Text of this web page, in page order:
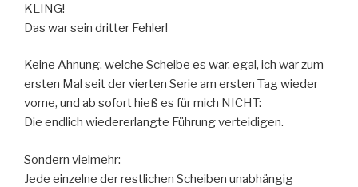
KLING!
Das war sein dritter Fehler!
Keine Ahnung, welche Scheibe es war, egal, ich war zum
ersten Mal seit der vierten Serie am ersten Tag wieder
vorne, und ab sofort hieß es für mich NICHT:
Die endlich wiedererlangte Führung verteidigen.
Sondern vielmehr:
Jede einzelne der restlichen Scheiben unabhängig